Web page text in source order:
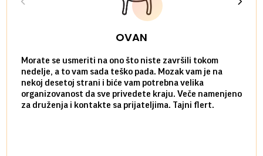
OVAN
Morate se usmeriti na ono što niste završili tokom
nedelje, a to vam sada teško pada. Mozak vam je na
nekoj desetoj strani i biće vam potrebna velika
organizovanost da sve privedete kraju. Veče namenjeno
za druženja i kontakte sa prijateljima. Tajni flert.